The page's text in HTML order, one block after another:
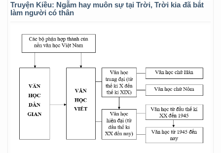
Truyện Kiều: Ngẫm hay muôn sự tại Trời, Trời kia đã bắt
làm người có thân